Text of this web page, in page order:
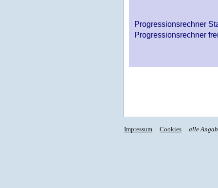
Progressionsrechner
Progressionsrechner
Impressum Cookies alle